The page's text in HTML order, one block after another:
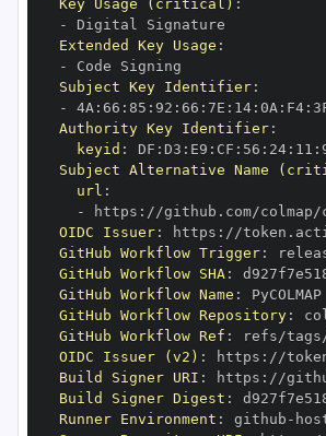
Key Usage (critical) :
-
Extended Key Usage :
-
Subject Key Identifier:
-
4A : 66 : 85 : 92 : 66 : 7E : 14: 0A : F4:
Authority Key Identifier:
keyid : DF : D3 : E9 : CF : 56 : 24: 11 :
Subject Alternative Name
url :
-
https : //github.com/
OIDC Issuer: https :
GitHub Workflow Trigger:
GitHub Workflow SHA:
GitHub Workflow Name :
PyCOLMAP
GitHub Workflow Repository:
GitHub Workflow Ref :
OIDC Issuer (v2) : https :
Build Signer URI : https : //
Build Signer Digest :
Runner Environment : github -